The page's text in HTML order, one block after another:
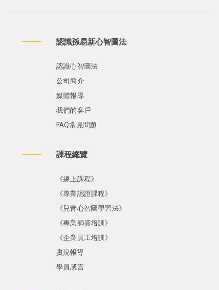
認識孫易新心智圖法
認識心智圖法
公司簡介
媒體報導
我們的客戶
FAQ常見問題
課程總覽
《線上課程》
《專業認證課程》
《兒青心智圖學習法》
《專業師資培訓》
《企業員工培訓》
實況報導
學員感言